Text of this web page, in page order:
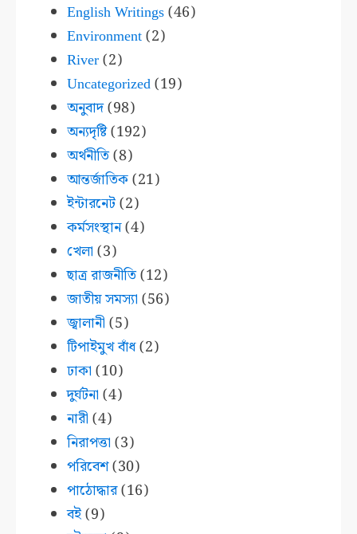
English Writings(46)
Environment(2)
River(2)
Uncategorized(19)
অনুবাদ(98)
অন্যদৃষ্টি(192)
অর্থনীতি(8)
আন্তর্জাতিক(21)
ইন্টারনেট(2)
কর্মসংস্থান(4)
খেলা (3)
ছাত্র রাজনীতি(12)
জাতীয় সমস্যা (56)
জ্বালানী (5)
টিপাইমুখ বাঁধ(2)
ঢাকা (10)
দুর্ঘটনা (4)
নারী (4)
নিরাপত্তা (3)
পরিবেশ(30)
পাঠোদ্ধার(16)
বই(9)